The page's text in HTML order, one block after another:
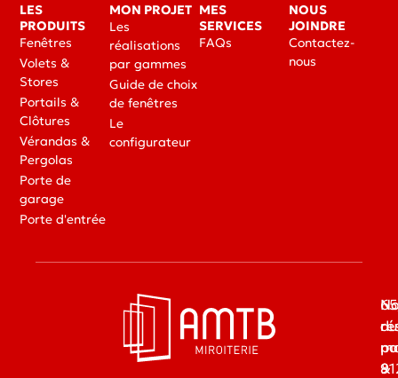
LES
PRODUITS
Fenêtres
Volets &
Stores
Portails &
Clôtures
Vérandas &
Pergolas
Porte de
garage
Porte d'entrée
MON PROJET
Les
réalisations
par gammes
Guide de choix
de fenêtres
Le
configurateur
MES
SERVICES
FAQs
NOUS
JOINDRE
Contactez-
nous
du
&